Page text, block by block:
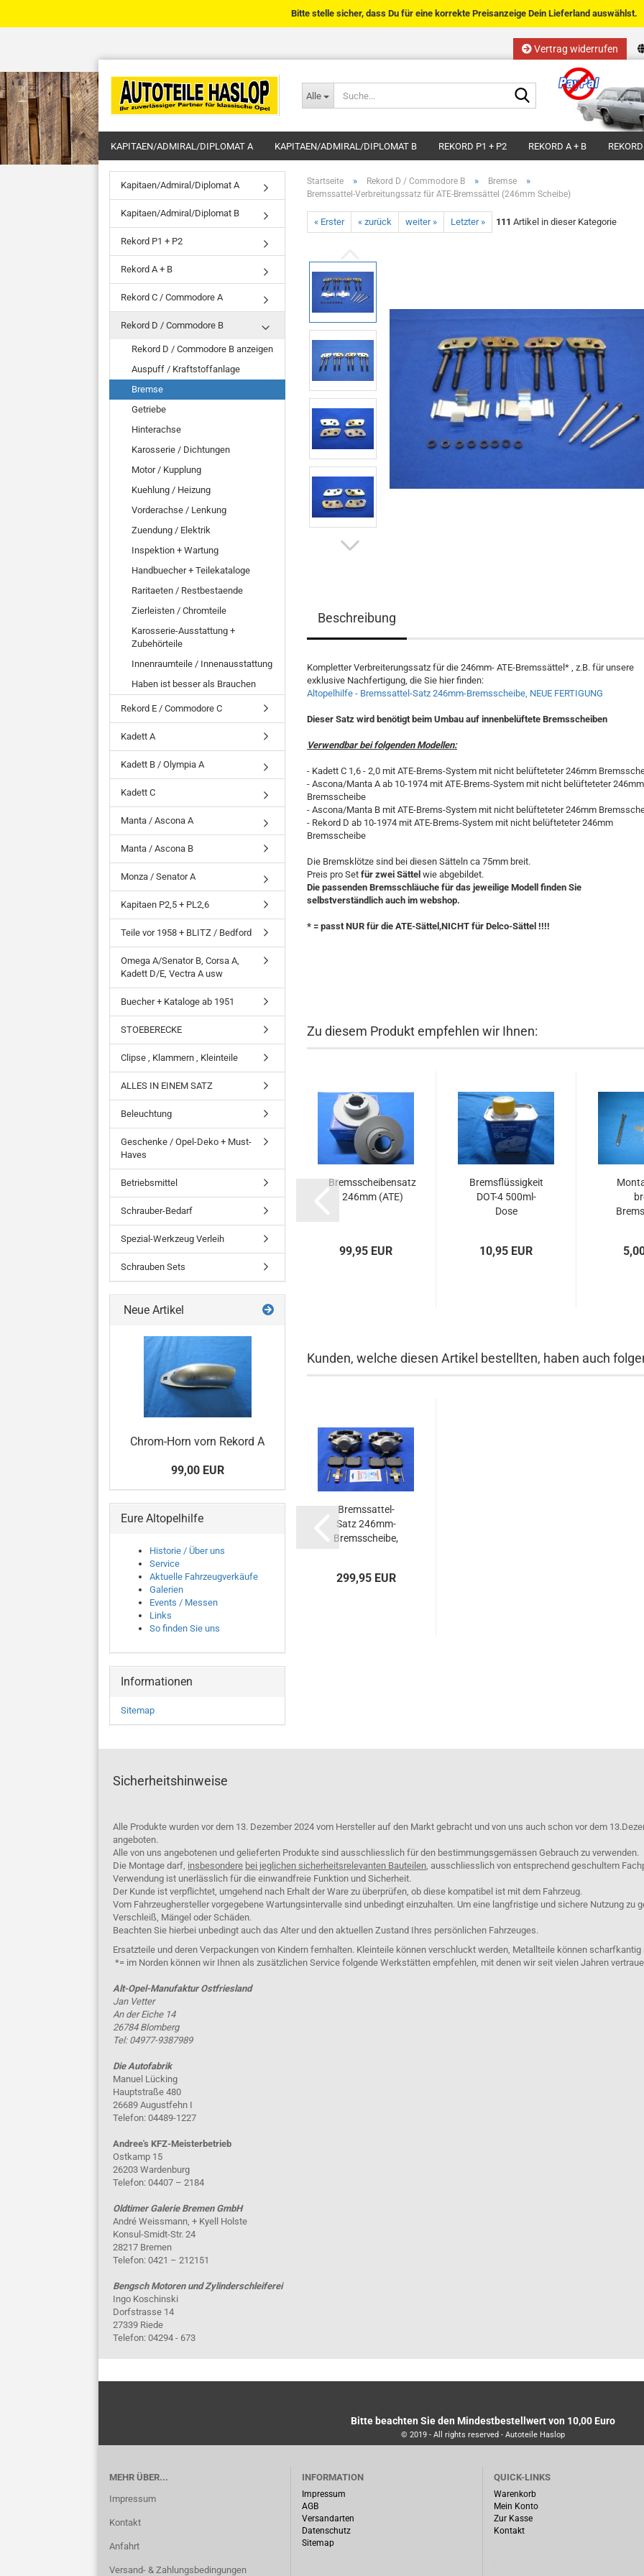
Vertrag widerrufen
Sprache auswählen
Lieferland
Passwort
Alle
Suche...
Bitte stelle sicher, dass Du für eine korrekte Preisanzeige Dein Lieferland auswählst.
KAPITAEN/ADMIRAL/DIPLOMAT A KAPITAEN/ADMIRAL/DIPLOMAT B REKORD P1 + P2 REKORD A + B
Startseite » Rekord D / Commodore B » Bremse »
Bremssattel-Verbreitungssatz für ATE-Bremssättel (246mm Scheibe)
« Erster « zurück weiter » Letzter » 111 Artikel in dieser Kategorie
Beschreibung
Kompletter Verbreiterungssatz für die 246mm- ATE-Bremssättel* , z.B. für unsere
exklusive Nachfertigung, die Sie hier finden:
Altopelhilfe - Bremssattel-Satz 246mm-Bremsscheibe, NEUE FERTIGUNG
Dieser Satz wird benötigt beim Umbau auf innenbelüftete Bremsscheiben
Verwendbar bei folgenden Modellen:
- Kadett C 1,6 - 2,0 mit ATE-Brems-System mit nicht belüfteteter 246mm
- Ascona/Manta A ab 10-1974 mit ATE-Brems-System mit nicht belüfteteter 246mm
Bremsscheibe
- Ascona/Manta B mit ATE-Brems-System mit nicht belüfteteter 246mm
- Rekord D ab 10-1974 mit ATE-Brems-System mit nicht belüfteteter 246mm
Bremsscheibe
Die Bremsklötze sind bei diesen Sätteln ca 75mm breit.
Preis pro Set für zwei Sättel wie abgebildet.
Die passenden Bremsschläuche für das jeweilige Modell finden Sie
selbstverständlich auch im webshop.
* = passt NUR für die ATE-Sättel,NICHT für Delco-Sättel !!!!
Zu diesem Produkt empfehlen wir Ihnen:
Bremsscheibensatz
246mm (ATE)
99,95 EUR
Bremsflüssigkeit
DOT-4 500ml-
Dose
10,95 EUR
Kunden, welche diesen Artikel bestellten, haben auch
Bremssattel-
Satz 246mm-
Bremsscheibe,
299,95 EUR
Kapitaen/Admiral/Diplomat A
Kapitaen/Admiral/Diplomat B
Rekord P1 + P2
Rekord A + B
Rekord C / Commodore A
Rekord D / Commodore B
Rekord D / Commodore B anzeigen
Auspuff / Kraftstoffanlage
Bremse
Getriebe
Hinterachse
Karosserie / Dichtungen
Motor / Kupplung
Kuehlung / Heizung
Vorderachse / Lenkung
Zuendung / Elektrik
Inspektion + Wartung
Handbuecher + Teilekataloge
Raritaeten / Restbestaende
Zierleisten / Chromteile
Karosserie-Ausstattung +
Zubehörteile
Innenraumteile / Innenausstattung
Haben ist besser als Brauchen
Rekord E / Commodore C
Kadett A
Kadett B / Olympia A
Kadett C
Manta / Ascona A
Manta / Ascona B
Monza / Senator A
Kapitaen P2,5 + PL2,6
Teile vor 1958 + BLITZ / Bedford
Omega A/Senator B, Corsa A,
Kadett D/E, Vectra A usw
Buecher + Kataloge ab 1951
STOEBERECKE
Clipse , Klammern , Kleinteile
ALLES IN EINEM SATZ
Beleuchtung
Geschenke / Opel-Deko + Must-
Haves
Betriebsmittel
Schrauber-Bedarf
Spezial-Werkzeug Verleih
Schrauben Sets
Neue Artikel
Chrom-Horn vorn Rekord A
99,00 EUR
Eure Altopelhilfe
Historie / Über uns
Service
Aktuelle Fahrzeugverkäufe
Galerien
Events / Messen
Links
So finden Sie uns
Informationen
Sitemap
Sicherheitshinweise
Alle Produkte wurden vor dem 13. Dezember 2024 vom Hersteller auf den Markt gebracht und von uns auch schon vor dem
angeboten.
Alle von uns angebotenen und gelieferten Produkte sind ausschliesslich für den bestimmungsgemässen Gebrauch zu verwenden.
Die Montage darf, insbesondere bei jeglichen sicherheitsrelevanten Bauteilen, ausschliesslich von entsprechend geschultem
Verwendung ist unerlässlich für die einwandfreie Funktion und Sicherheit.
Der Kunde ist verpflichtet, umgehend nach Erhalt der Ware zu überprüfen, ob diese kompatibel ist mit dem Fahrzeug.
Vom Fahrzeughersteller vorgegebene Wartungsintervalle sind unbedingt einzuhalten. Um eine langfristige und sichere Nutzung
Verschleiß, Mängel oder Schäden.
Beachten Sie hierbei unbedingt auch das Alter und den aktuellen Zustand Ihres persönlichen Fahrzeuges.
Ersatzteile und deren Verpackungen von Kindern fernhalten. Kleinteile können verschluckt werden, Metallteile können scharfkantig
*= im Norden können wir Ihnen als zusätzlichen Service folgende Werkstätten empfehlen, mit denen wir seit vielen Jahren
Alt-Opel-Manufaktur Ostfriesland
Jan Vetter
An der Eiche 14
26784 Blomberg
Tel: 04977-9387989
Die Autofabrik
Manuel Lücking
Hauptstraße 480
26689 Augustfehn I
Telefon: 04489-1227
Andree's KFZ-Meisterbetrieb
Ostkamp 15
26203 Wardenburg
Telefon: 04407 – 2184
Oldtimer Galerie Bremen GmbH
André Weissmann, + Kyell Holste
Konsul-Smidt-Str. 24
28217 Bremen
Telefon: 0421 – 212151
Bengsch Motoren und Zylinderschleiferei
Ingo Koschinski
Dorfstrasse 14
27339 Riede
Telefon: 04294 - 673
Bitte beachten Sie den Mindestbestellwert von 10,00 Euro
© 2019 - All rights reserved - Autoteile Haslop
MEHR ÜBER...
Impressum
Kontakt
Anfahrt
Versand- & Zahlungsbedingungen
INFORMATION
Impressum
AGB
Versandarten
Datenschutz
Sitemap
QUICK-LINKS
Warenkorb
Mein Konto
Zur Kasse
Kontakt